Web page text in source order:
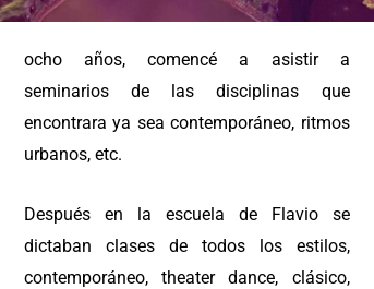
ocho años, comencé a asistir a
seminarios de las disciplinas que
encontrara ya sea contemporáneo, ritmos
urbanos, etc.
Después en la escuela de Flavio se
dictaban clases de todos los estilos,
contemporáneo, theater dance, clásico,